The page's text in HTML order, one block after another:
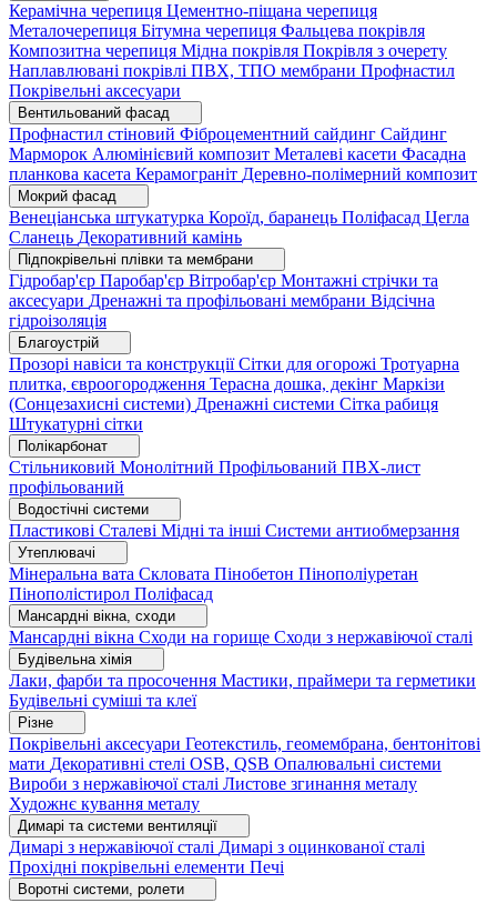
Керамічна черепиця Цементно-піщана черепиця
Металочерепиця Бітумна черепиця Фальцева покрівля
Композитна черепиця Мідна покрівля Покрівля з очерету
Наплавлювані покрівлі ПВХ, ТПО мембрани Профнастил
Покрівельні аксесуари
Вентильований фасад
Профнастил стіновий Фіброцементний сайдинг Сайдинг
Марморок Алюмінієвий композит Металеві касети Фасадна
планкова касета Керамограніт Деревно-полімерний композит
Мокрий фасад
Венеціанська штукатурка Короїд, баранець Поліфасад Цегла
Сланець Декоративний камінь
Підпокрівельні плівки та мембрани
Гідробар'єр Паробар'єр Вітробар'єр Монтажні стрічки та
аксесуари Дренажні та профільовані мембрани Відсічна
гідроізоляція
Благоустрій
Прозорі навіси та конструкціїСітки для огорожі Тротуарна
плитка, євроогородження Терасна дошка, декінг Маркізи
(Сонцезахисні системи) Дренажні системи Сітка рабиця
Штукатурні сітки
Полікарбонат
Стільниковий Монолітний Профільований ПВХ-лист
профільований
Водостічні системи
Пластикові Сталеві Мідні та інші Системи антиобмерзання
Утеплювачі
Мінеральна вата Скловата Пінобетон Пінополіуретан
Пінополістирол Поліфасад
Мансардні вікна, сходи
Мансардні вікна Сходи на горище Сходи з нержавіючої сталі
Будівельна хімія
Лаки, фарби та просочення Мастики, праймери та герметики
Будівельні суміші та клеї
Різне
Покрівельні аксесуари Геотекстиль, геомембрана, бентонітові
мати Декоративні стелі OSB, QSB Опалювальні системи
Вироби з нержавіючої сталі Листове згинання металу
Художнє кування металу
Димарі та системи вентиляції
Димарі з нержавіючої сталі Димарі з оцинкованої сталі
Прохідні покрівельні елементи Печі
Воротні системи, ролети